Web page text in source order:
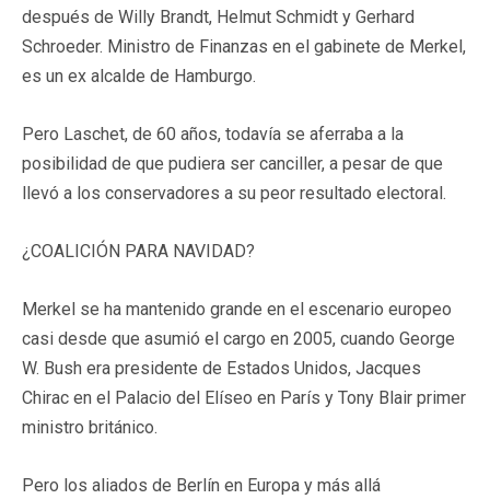
después de Willy Brandt, Helmut Schmidt y Gerhard
Schroeder. Ministro de Finanzas en el gabinete de Merkel,
es un ex alcalde de Hamburgo.
Pero Laschet, de 60 años, todavía se aferraba a la
posibilidad de que pudiera ser canciller, a pesar de que
llevó a los conservadores a su peor resultado electoral.
¿COALICIÓN PARA NAVIDAD?
Merkel se ha mantenido grande en el escenario europeo
casi desde que asumió el cargo en 2005, cuando George
W. Bush era presidente de Estados Unidos, Jacques
Chirac en el Palacio del Elíseo en París y Tony Blair primer
ministro británico.
Pero los aliados de Berlín en Europa y más allá